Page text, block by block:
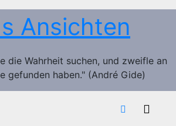
Ansichten
die Wahrheit suchen, und zweifle an
gefunden haben." (André Gide)